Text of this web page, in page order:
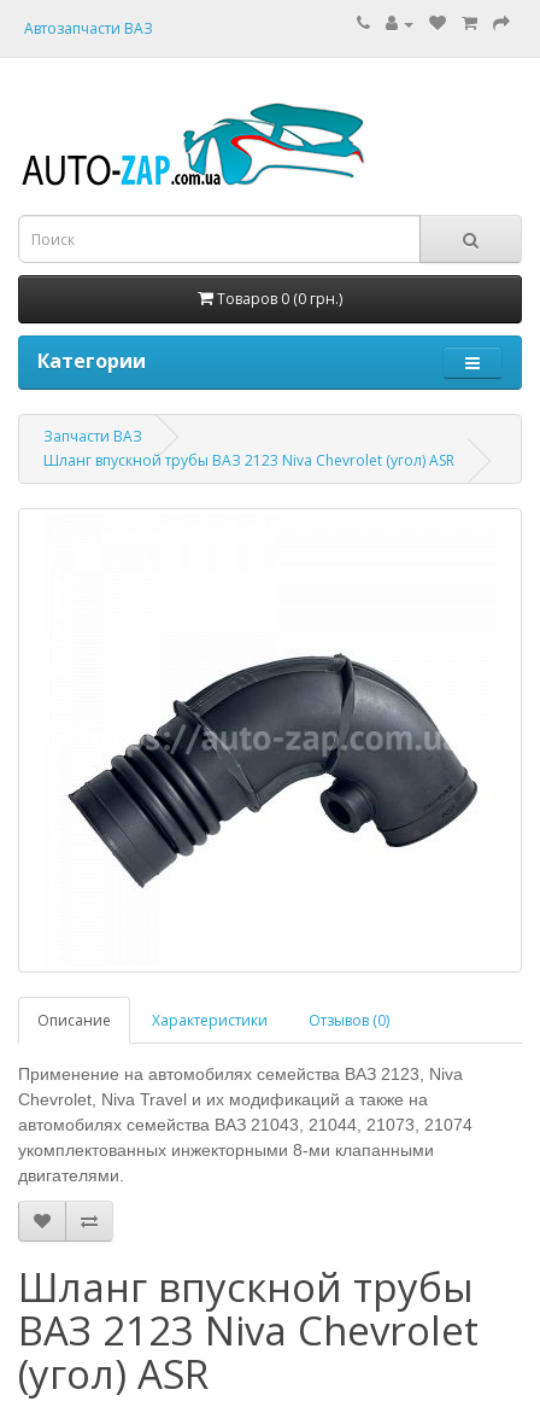
Автозапчасти ВАЗ
Товаров 0 (0 грн.)
Категории
Запчасти ВАЗ
Шланг впускной трубы ВАЗ 2123 Niva Chevrolet (угол) ASR
Описание Характеристики Отзывов (0)
Применение на автомобилях семейства ВАЗ 2123, Niva
Chevrolet, Niva Travel и их модификаций а также на
автомобилях семейства ВАЗ 21043, 21044, 21073, 21074
укомплектованных инжекторными 8-ми клапанными
двигателями.
Шланг впускной трубы
ВАЗ 2123 Niva Chevrolet
(угол) ASR